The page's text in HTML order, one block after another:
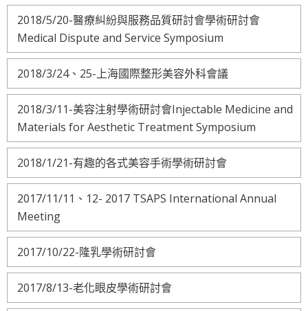
2018/5/20-醫療糾紛與服務品質研討會學術研討會
Medical Dispute and Service Symposium
2018/3/24、25-上海國際整形美容外科會議
2018/3/11-美容注射學術研討會Injectable Medicine and
Materials for Aesthetic Treatment Symposium
2018/1/21-有趣的各式美容手術學術研討會
2017/11/11、12- 2017 TSAPS International Annual
Meeting
2017/10/22-隆乳學術研討會
2017/8/13-老化眼皮學術研討會